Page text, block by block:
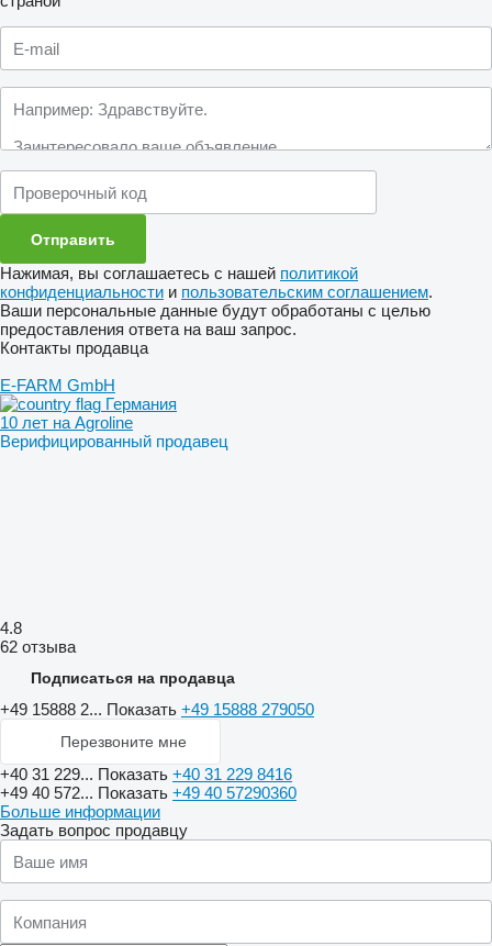
Нажимая, вы соглашаетесь с нашей политикой
конфиденциальности и пользовательским соглашением.
Ваши персональные данные будут обработаны с целью
предоставления ответа на ваш запрос.
Контакты продавца
E-FARM GmbH
Германия
10 лет на Agroline
Верифицированный продавец
4.8
62 отзыва
Подписаться на продавца
+49 15888 2... Показать +49 15888 279050
Перезвоните мне
+40 31 229... Показать +40 31 229 8416
+49 40 572... Показать +49 40 57290360
Больше информации
Задать вопрос продавцу